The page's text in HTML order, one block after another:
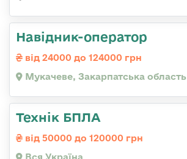
Навідник-оператор
від 24000 до 124000 грн
Мукачеве, Закарпатська область
Технік БПЛА
від 50000 до 120000 грн